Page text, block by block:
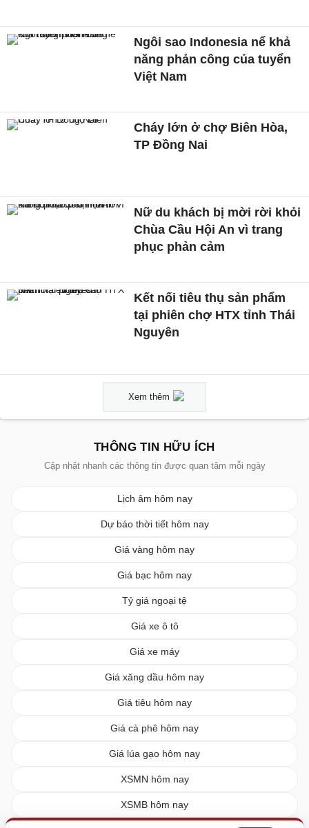
Ngôi sao Indonesia nể khả
năng phản công của tuyển
Việt Nam
Cháy lớn ở chợ Biên Hòa,
TP Đồng Nai
Nữ du khách bị mời rời khỏi
Chùa Cầu Hội An vì trang
phục phản cảm
Kết nối tiêu thụ sản phẩm
tại phiên chợ HTX tỉnh Thái
Nguyên
Xem thêm
THÔNG TIN HỮU ÍCH
Cập nhật nhanh các thông tin được quan tâm mỗi ngày
Lịch âm hôm nay
Dự báo thời tiết hôm nay
Giá vàng hôm nay
Giá bạc hôm nay
Tỷ giá ngoại tệ
Giá xe ô tô
Giá xe máy
Giá xăng dầu hôm nay
Giá tiêu hôm nay
Giá cà phê hôm nay
Giá lúa gạo hôm nay
XSMN hôm nay
XSMB hôm nay